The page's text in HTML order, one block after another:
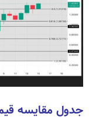
جدول مقایسه